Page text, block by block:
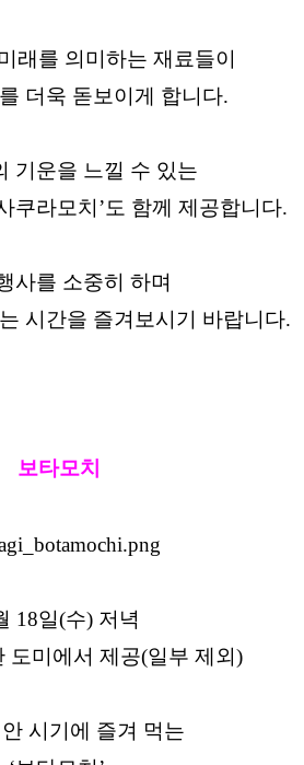
래를 의미하는 재료들이
더욱 돋보이게 합니다.
기운을 느낄 수 있는
쿠라모치’도 함께 제공합니다.
사를 소중히 하며
시간을 즐겨보시기 바랍니다.
보타모치
18일(수) 저녁
도미에서 제공(일부 제외)
시기에 즐겨 먹는